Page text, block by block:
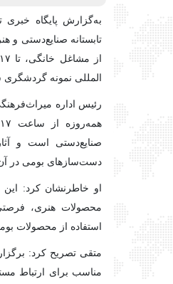
به‌گزارش پایگاه خبری
تابستانه صنایع‌دستی و
المللی نمونه گردشگری
رئیس اداره
صنایع‌دستی است و
دست‌سازهای بومی در
او خاطرنشان کرد:
محصولات هنری،
استفاده از محصولات
متقی تصریح کرد:
مناسب برای ارتباط